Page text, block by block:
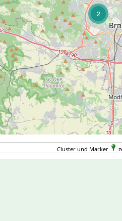
2
Cluster und Marker